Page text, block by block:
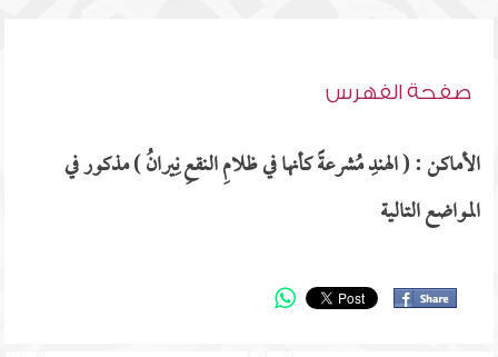
صفحة الفهرس
الأماكن : ( الهندِ مُشرعةً كأنها في ظلامِ النقعِ نِيرانُ ) مذكور في
المواضع التالية